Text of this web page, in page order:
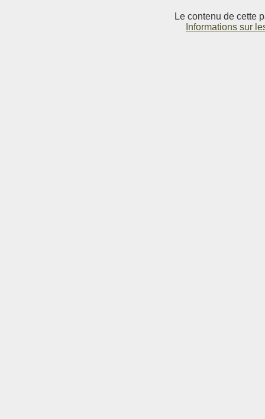
Le contenu de cette
Informations sur